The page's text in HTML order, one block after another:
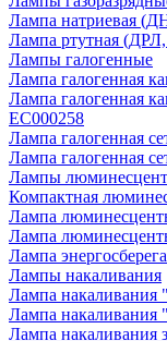
Лампа натриевая
Лампа ртутная
Лампы галогенные
Лампа галогенная
Лампа галогенная
EC000258
Лампа галогенная
Лампа галогенная
Лампы
Компактная
Лампа
Лампа
Лампа
Лампы накаливания
Лампа накаливания
Лампа накаливания
Лампа накаливания